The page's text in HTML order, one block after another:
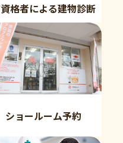
格者による建物診断
ショールーム予約